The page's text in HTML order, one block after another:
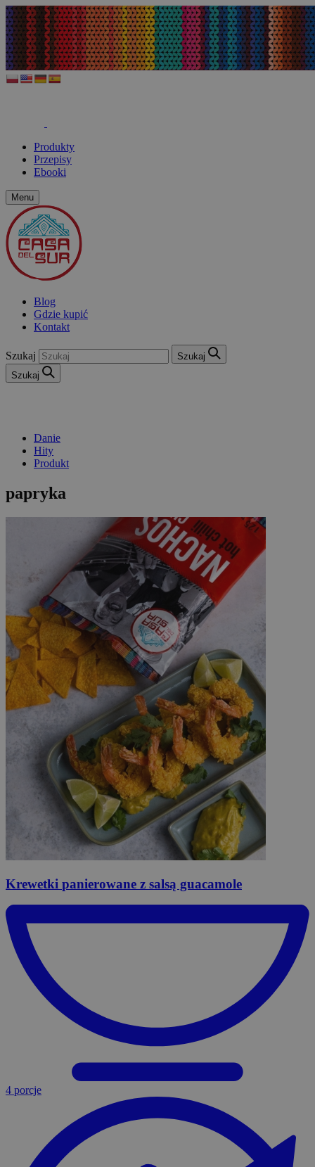
Produkty
Przepisy
Ebooki
Menu
Blog
Gdzie kupić
Kontakt
Szukaj
Szukaj
Szukaj
Danie
Hity
Produkt
papryka
Krewetki panierowane z salsą guacamole
4 porcje